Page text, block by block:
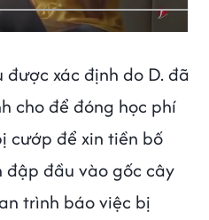
xác định do D. đã
cho để đóng học phí
cướp để xin tiền bố
đập đầu vào gốc cây
trình báo việc bị